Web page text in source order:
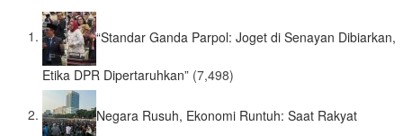
“Standar Ganda Parpol: Joget di Senayan Dibiarkan,
Etika DPR Dipertaruhkan” (7,498)
Negara Rusuh, Ekonomi Runtuh: Saat Rakyat